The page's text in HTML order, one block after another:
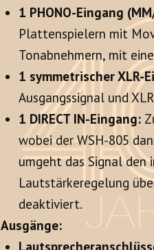
1 PHONO-Eingang
Plattenspielern mit
Tonabnehmern, mit
1 symmetrischer XLR-
Ausgangssignal und
1 DIRECT IN-Eingang:
wobei der WSH-805
umgeht das Signal den
Lautstärkeregelung
deaktiviert.
Ausgänge: